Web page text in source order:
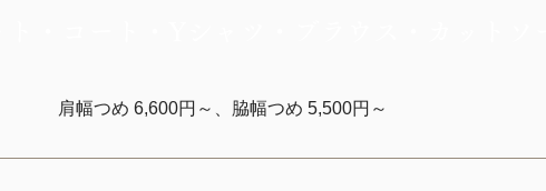
肩幅つめ 6,600円～、脇幅つめ 5,500円～